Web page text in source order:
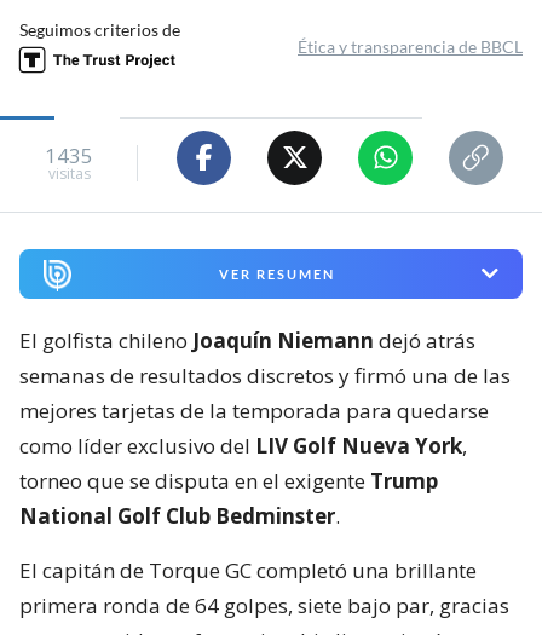
Seguimos criterios de
Ética y transparencia de BBCL
1435
visitas
VER RESUMEN
El golfista chileno Joaquín Niemann dejó atrás
semanas de resultados discretos y firmó una de las
mejores tarjetas de la temporada para quedarse
como líder exclusivo del LIV Golf Nueva York,
torneo que se disputa en el exigente Trump
National Golf Club Bedminster.
El capitán de Torque GC completó una brillante
primera ronda de 64 golpes, siete bajo par, gracias